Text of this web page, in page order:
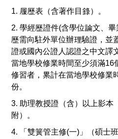
1. 履歷表（含著作目錄）。
2. 學經歷證件(含學位論文、
歷需向駐外單位辦理驗證，並
證或國內公證人認證之中文譯
當地學校修業時間至少須滿16
修習者，累計在當地學校修業
份。
3. 助理教授證（含）以上影本
附）。
4.
「雙簧管主修(一) 」（碩士